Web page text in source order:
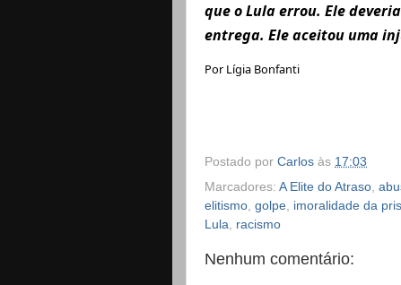
que o Lula errou. Ele
entrega. Ele aceitou uma
Por Lígia Bonfanti
Postado por Carlos às 17:03
Marcadores: A Elite do Atraso
elitismo golpe imoralidade da
Lula
racismo
Nenhum comentário: